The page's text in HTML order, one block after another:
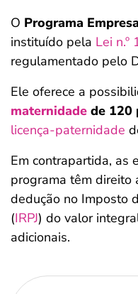
O Programa
instituído pela Lei
regulamentado pelo
Ele oferece a
maternidade de 120
licença-paternidade
Em contrapartida, as
programa têm direito
dedução no Imposto
(IRPJ) do valor
adicionais.